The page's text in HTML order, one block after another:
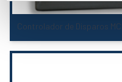
Controlador de Disparos